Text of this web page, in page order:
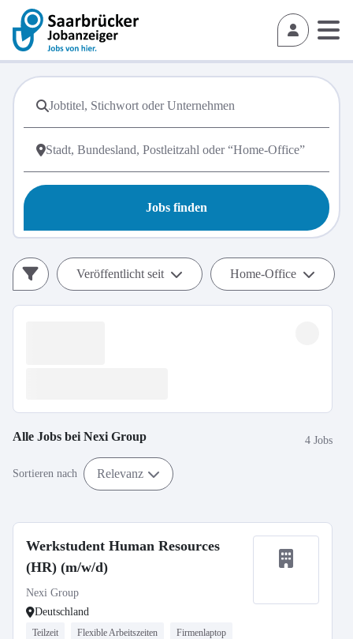
Jobs finden
Veröffentlicht seit Home-Office
Alle Jobs bei Nexi Group 4 Jobs
Sortieren nach Relevanz
Werkstudent Human Resources
(HR) (m/w/d)
Nexi Group
Deutschland
Teilzeit Flexible Arbeitszeiten Firmenlaptop